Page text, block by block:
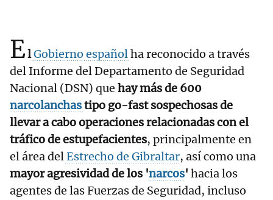
ElGobierno españolha reconocido a través
del Informe del Departamento de Seguridad
Nacional (DSN) que hay más de 600
narcolanchastipo go-fast sospechosas de
llevar a cabo operaciones relacionadas con el
tráfico de estupefacientes, principalmente en
el área delEstrecho de Gibraltar, así como una
mayor agresividad de los 'narcos' hacia los
agentes de las Fuerzas de Seguridad, incluso